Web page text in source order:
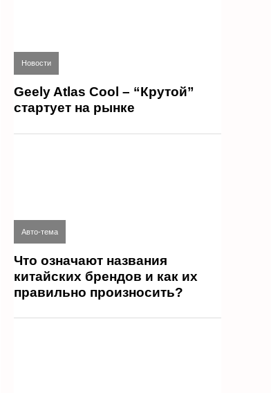
Новости
Geely Atlas Cool – “Крутой”
стартует на рынке
Авто-тема
Что означают названия
китайских брендов и как их
правильно произносить?